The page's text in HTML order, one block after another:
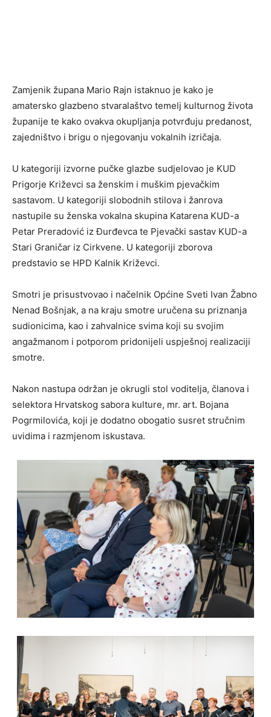
Zamjenik župana Mario Rajn istaknuo je kako je
amatersko glazbeno stvaralaštvo temelj kulturnog života
županije te kako ovakva okupljanja potvrđuju predanost,
zajedništvo i brigu o njegovanju vokalnih izričaja.
U kategoriji izvorne pučke glazbe sudjelovao je KUD
Prigorje Križevci sa ženskim i muškim pjevačkim
sastavom. U kategoriji slobodnih stilova i žanrova
nastupile su ženska vokalna skupina Katarena KUD-a
Petar Preradović iz Đurđevca te Pjevački sastav KUD-a
Stari Graničar iz Cirkvene. U kategoriji zborova
predstavio se HPD Kalnik Križevci.
Smotri je prisustvovao i načelnik Općine Sveti Ivan Žabno
Nenad Bošnjak, a na kraju smotre uručena su priznanja
sudionicima, kao i zahvalnice svima koji su svojim
angažmanom i potporom pridonijeli uspješnoj realizaciji
smotre.
Nakon nastupa održan je okrugli stol voditelja, članova i
selektora Hrvatskog sabora kulture, mr. art. Bojana
Pogrmilovića, koji je dodatno obogatio susret stručnim
uvidima i razmjenom iskustava.